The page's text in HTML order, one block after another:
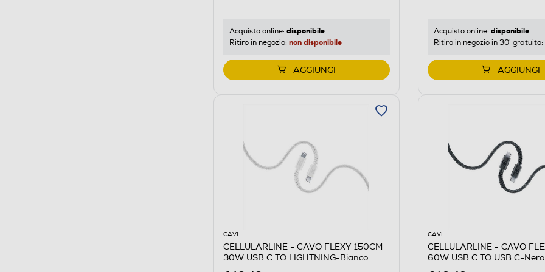
Acquisto online: disponibile
Ritiro in negozio: non disponibile
AGGIUNGI
Acquisto online: disponibile
Ritiro in negozio in 30' gratuito:
AGGIUNGI
CAVI
CELLULARLINE - CAVO FLEXY 150CM
30W USB C TO LIGHTNING-Bianco
CAVI
CELLULARLINE - CAVO
60W USB C TO USB C-Nero